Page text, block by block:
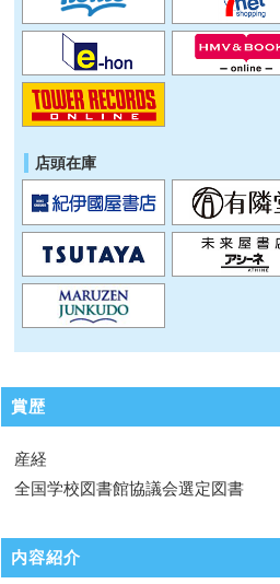
店頭在庫
賞歴
産経
全国学校図書館協議会選定図書
内容紹介